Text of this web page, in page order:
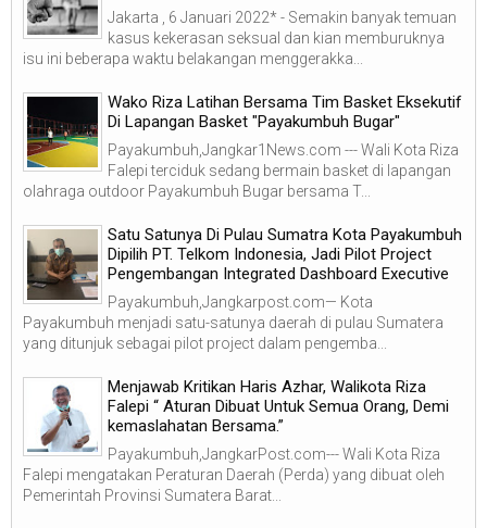
Jakarta , 6 Januari 2022* - Semakin banyak temuan
kasus kekerasan seksual dan kian memburuknya
isu ini beberapa waktu belakangan menggerakka...
Wako Riza Latihan Bersama Tim Basket Eksekutif
Di Lapangan Basket "Payakumbuh Bugar"
Payakumbuh,Jangkar1News.com --- Wali Kota Riza
Falepi terciduk sedang bermain basket di lapangan
olahraga outdoor Payakumbuh Bugar bersama T...
Satu Satunya Di Pulau Sumatra Kota Payakumbuh
Dipilih PT. Telkom Indonesia, Jadi Pilot Project
Pengembangan Integrated Dashboard Executive
Payakumbuh,Jangkarpost.com— Kota
Payakumbuh menjadi satu-satunya daerah di pulau Sumatera
yang ditunjuk sebagai pilot project dalam pengemba...
Menjawab Kritikan Haris Azhar, Walikota Riza
Falepi “ Aturan Dibuat Untuk Semua Orang, Demi
kemaslahatan Bersama.”
Payakumbuh,JangkarPost.com--- Wali Kota Riza
Falepi mengatakan Peraturan Daerah (Perda) yang dibuat oleh
Pemerintah Provinsi Sumatera Barat...